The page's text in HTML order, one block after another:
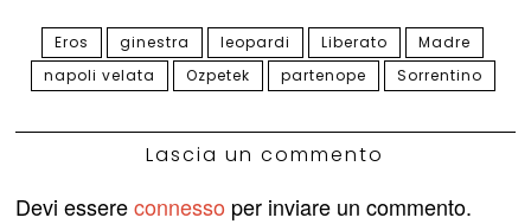
Eros ginestra leopardi Liberato
Madre
napoli velata
Ozpetek partenope Sorrentino
Lascia un commento
Devi essereconnesso per inviare un commento.